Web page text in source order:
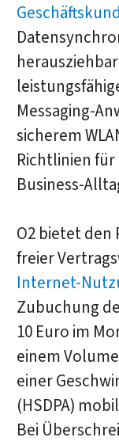
Messaging-
sicherem
Richtlinien für
Business-
O2 bietet den
freier
Internet-
Zubuchung
10 Euro im
einem
einer
(HSDPA)
Bei